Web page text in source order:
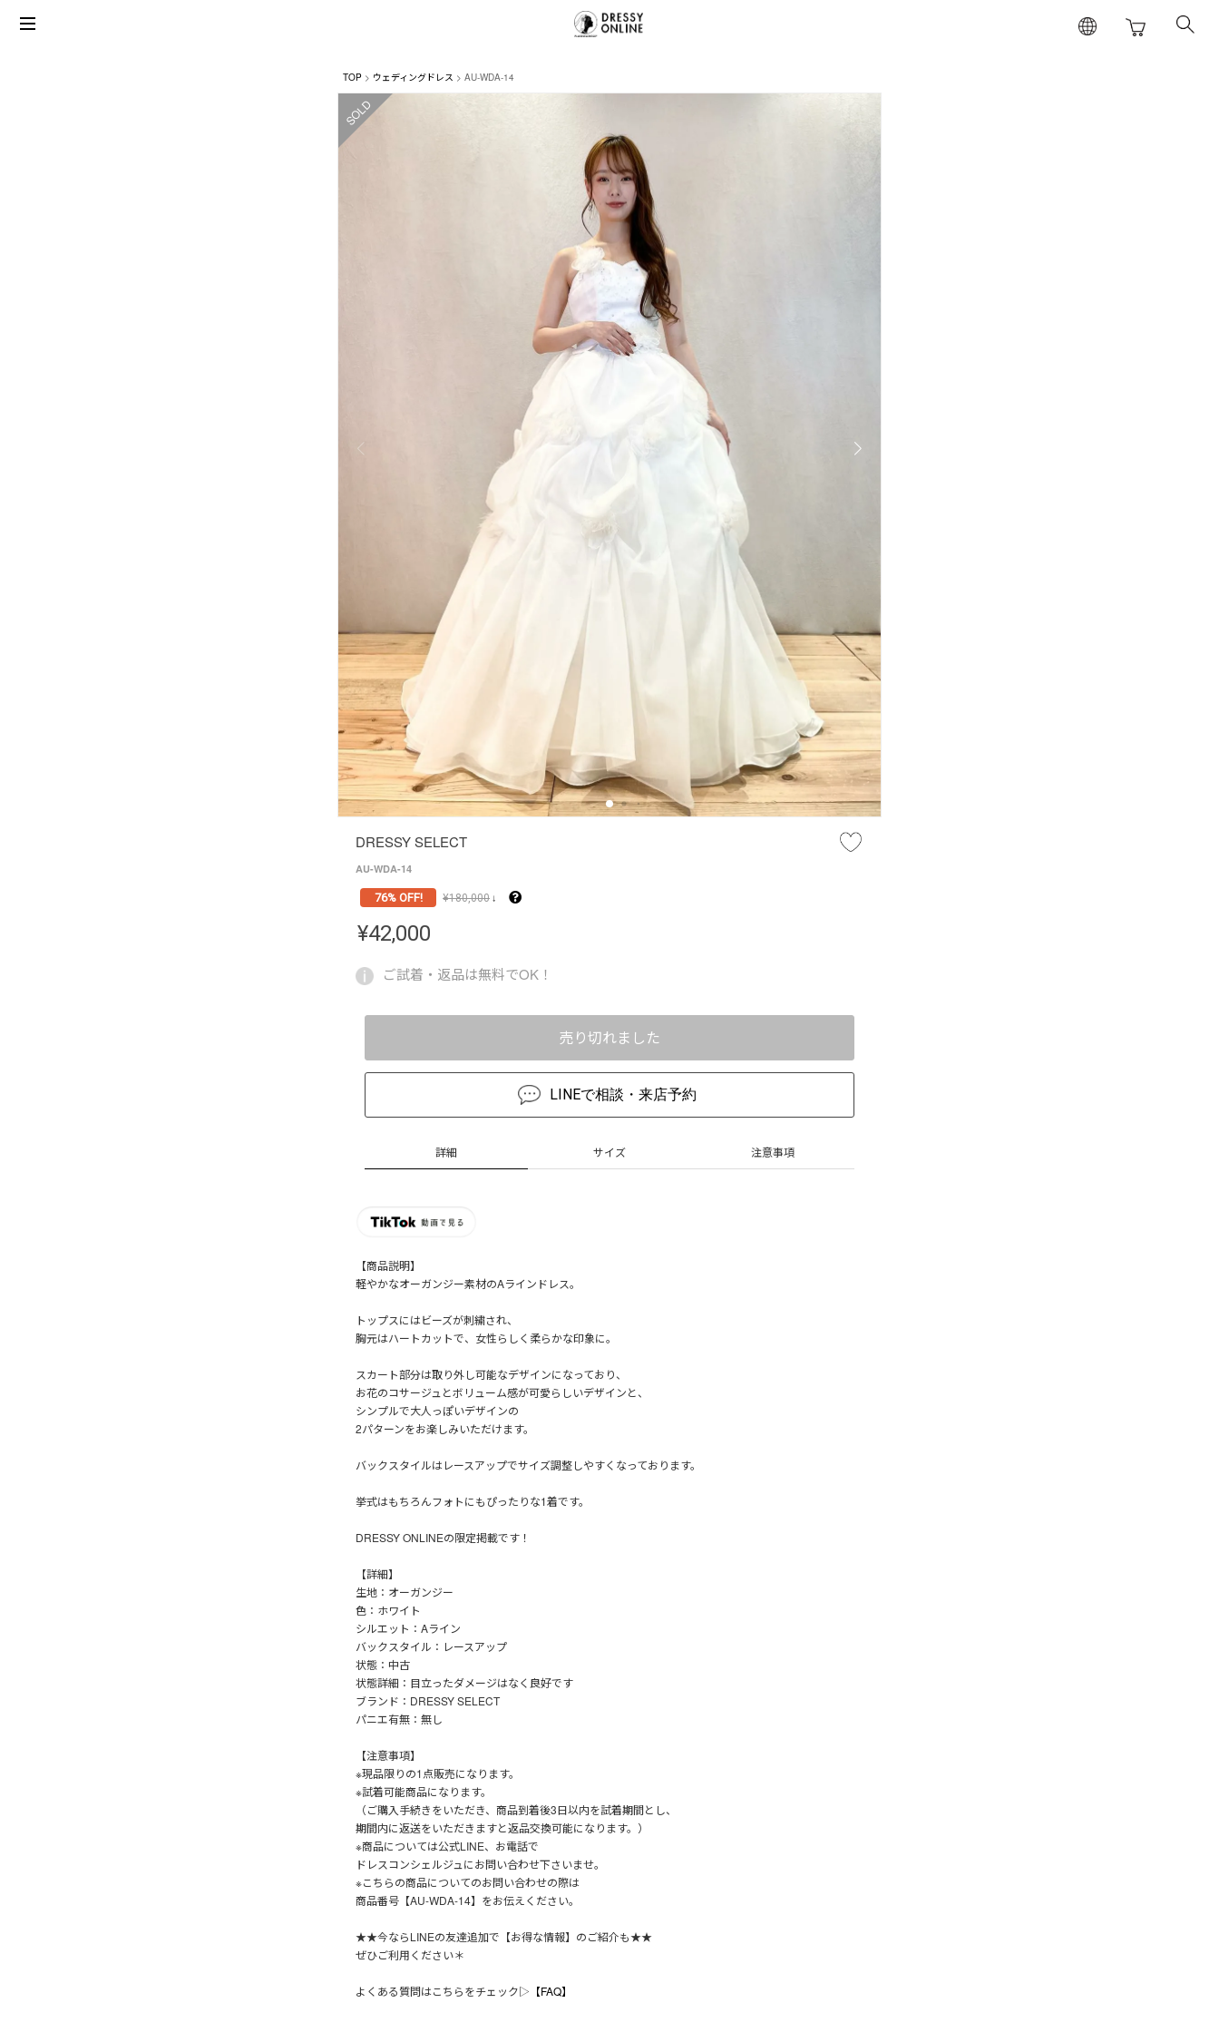
TOP ウェディングドレス AU-WDA-14
DRESSY SELECT
AU-WDA-14
¥180,000↓
76% OFF!
¥42,000
ご試着・返品は無料でOK！
売り切れました
LINEで相談・来店予約
詳細 サイズ 注意事項
【商品説明】
軽やかなオーガンジー素材のAラインドレス。
トップスにはビーズが刺繍され、
胸元はハートカットで、女性らしく柔らかな印象に。
スカート部分は取り外し可能なデザインになっており、
お花のコサージュとボリューム感が可愛らしいデザインと、
シンプルで大人っぽいデザインの
2パターンをお楽しみいただけます。
バックスタイルはレースアップでサイズ調整しやすくなっております。
挙式はもちろんフォトにもぴったりな1着です。
DRESSY ONLINEの限定掲載です！
【詳細】
生地：オーガンジー
色：ホワイト
シルエット：Aライン
バックスタイル：レースアップ
状態：中古
状態詳細：目立ったダメージはなく良好です
ブランド：DRESSY SELECT
パニエ有無：無し
【注意事項】
※現品限りの1点販売になります。
※試着可能商品になります。
（ご購入手続きをいただき、商品到着後3日以内を試着期間とし、
期間内に返送をいただきますと返品交換可能になります。）
※商品については公式LINE、お電話で
ドレスコンシェルジュにお問い合わせ下さいませ。
※こちらの商品についてのお問い合わせの際は
商品番号【AU-WDA-14】をお伝えください。
★★今ならLINEの友達追加で【お得な情報】のご紹介も★★
ぜひご利用ください＊
よくある質問はこちらをチェック▷ 【FAQ】